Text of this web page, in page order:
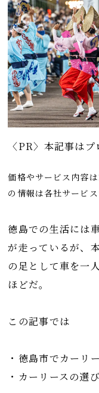
〈PR〉本記事はプ
価格やサービス内容
の情報は各社サービ
徳島での生活には
が走っているが、
の足として車を一
ほどだ。
この記事では
・徳島市でカーリ
・カーリースの選